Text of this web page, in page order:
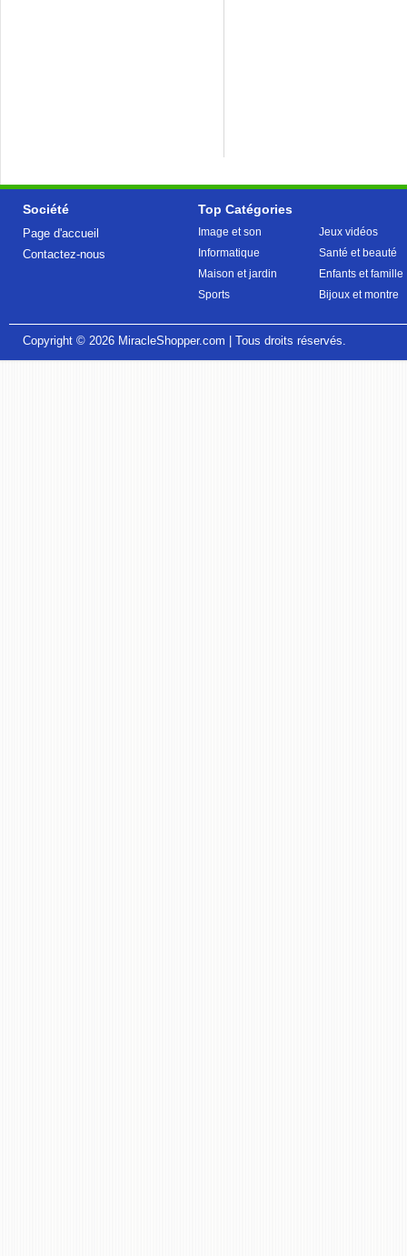
Société
Page d'accueil
Contactez-nous
Top Catégories
Image et son
Informatique
Maison et jardin
Sports
Jeux vidéos
Santé et beauté
Enfants et famille
Bijoux et montre
Copyright © 2026 MiracleShopper.com | Tous droits réservés.